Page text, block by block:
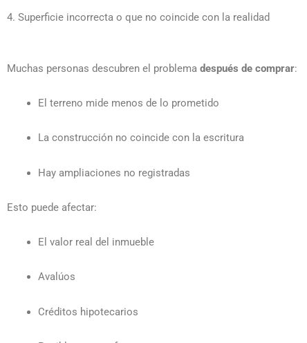
4. Superficie incorrecta o que no coincide con la realidad
Muchas personas descubren el problema después de comprar:
El terreno mide menos de lo prometido
La construcción no coincide con la escritura
Hay ampliaciones no registradas
Esto puede afectar:
El valor real del inmueble
Avalúos
Créditos hipotecarios